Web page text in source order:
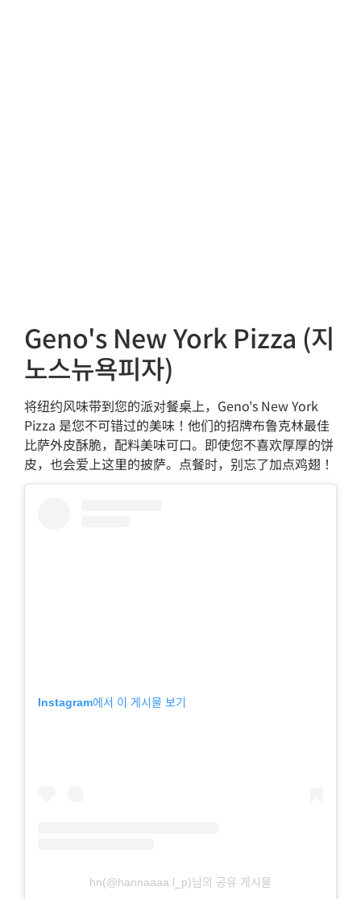
Geno's New York Pizza (지
노스뉴욕피자)
将纽约风味带到您的派对餐桌上，Geno's New York
Pizza 是您不可错过的美味！他们的招牌布鲁克林最佳
比萨外皮酥脆，配料美味可口。即使您不喜欢厚厚的饼
皮，也会爱上这里的披萨。点餐时，别忘了加点鸡翅！
Instagram에서 이 게시물 보기
hn(@hannaaaa.l_p)님의 공유 게시물